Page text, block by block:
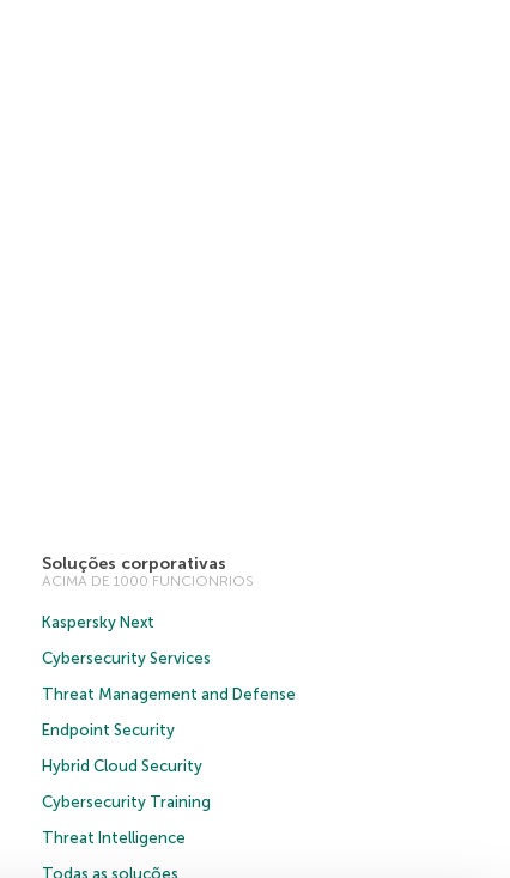
Soluções corporativas
ACIMA DE 1000 FUNCIONRIOS
Kaspersky Next
Cybersecurity Services
Threat Management and Defense
Endpoint Security
Hybrid Cloud Security
Cybersecurity Training
Threat Intelligence
Todas as soluções